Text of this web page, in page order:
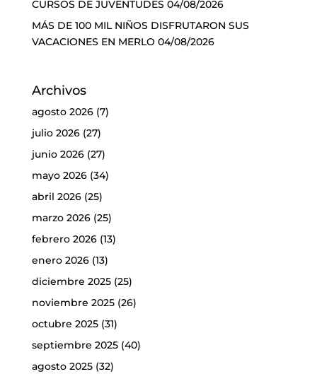
CURSOS DE JUVENTUDES 04/08/2026
MÁS DE 100 MIL NIÑOS DISFRUTARON SUS
VACACIONES EN MERLO 04/08/2026
Archivos
agosto 2026(7)
julio 2026(27)
junio 2026(27)
mayo 2026(34)
abril 2026(25)
marzo 2026(25)
febrero 2026(13)
enero 2026(13)
diciembre 2025(25)
noviembre 2025(26)
octubre 2025(31)
septiembre 2025(40)
agosto 2025(32)